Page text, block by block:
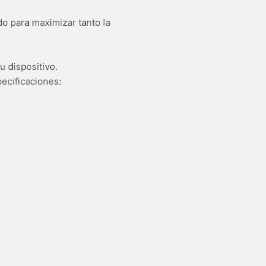
para maximizar tanto la
dispositivo.